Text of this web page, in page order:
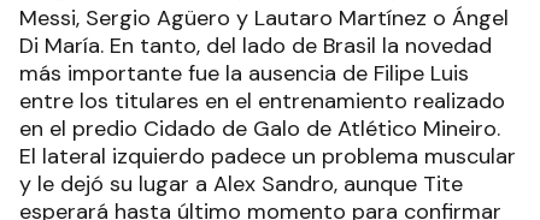
Messi, Sergio Agüero y Lautaro Martínez o Ángel
Di María. En tanto, del lado de Brasil la novedad
más importante fue la ausencia de Filipe Luis
entre los titulares en el entrenamiento realizado
en el predio Cidado de Galo de Atlético Mineiro.
El lateral izquierdo padece un problema muscular
y le dejó su lugar a Alex Sandro, aunque Tite
esperará hasta último momento para confirmar